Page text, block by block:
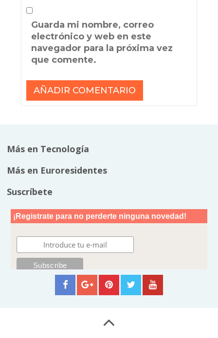
Guarda mi nombre, correo
electrónico y web en este
navegador para la próxima vez
que comente.
Más en Tecnología
Más en Euroresidentes
Suscríbete